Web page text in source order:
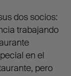
dos socios:
trabajando
en el
pero